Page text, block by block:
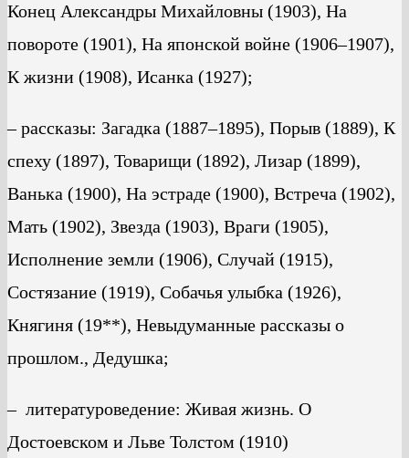
Конец Александры Михайловны (1903), На
повороте (1901), На японской войне (1906–1907),
К жизни (1908), Исанка (1927);
– рассказы: Загадка (1887–1895), Порыв (1889), К
спеху (1897), Товарищи (1892), Лизар (1899),
Ванька (1900), На эстраде (1900), Встреча (1902),
Мать (1902), Звезда (1903), Враги (1905),
Исполнение земли (1906), Случай (1915),
Состязание (1919), Собачья улыбка (1926),
Княгиня (19**), Невыдуманные рассказы о
прошлом., Дедушка;
– литературоведение: Живая жизнь. О
Достоевском и Льве Толстом (1910)